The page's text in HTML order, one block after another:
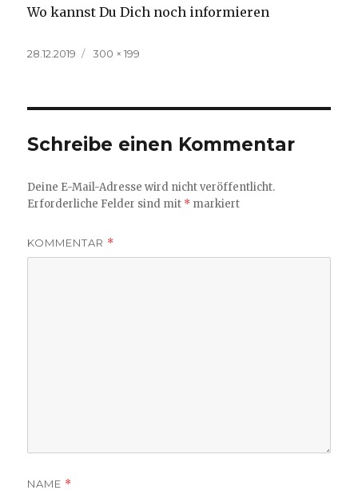
Wo kannst Du Dich noch informieren
Veröffentlicht
28.12.2019
Volle
300 × 199
Schreibe einen Kommentar
Deine E-Mail-Adresse wird nicht veröffentlicht.
Erforderliche Felder sind mit * markiert
KOMMENTAR *
NAME *